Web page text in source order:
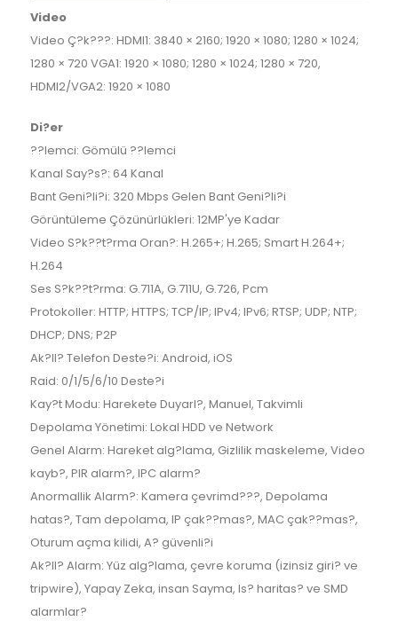
Video
Video Ç?k???: HDMI1: 3840 × 2160; 1920 × 1080; 1280 × 1024;
1280 × 720 VGA1: 1920 × 1080; 1280 × 1024; 1280 × 720,
HDMI2/VGA2: 1920 × 1080
Di?er
??lemci: Gömülü ??lemci
Kanal Say?s?: 64 Kanal
Bant Geni?li?i: 320 Mbps Gelen Bant Geni?li?i
Görüntüleme Çözünürlükleri: 12MP'ye Kadar
Video S?k??t?rma Oran?: H.265+; H.265; Smart H.264+;
H.264
Ses S?k??t?rma: G.711A, G.711U, G.726, Pcm
Protokoller: HTTP; HTTPS; TCP/IP; IPv4; IPv6; RTSP; UDP; NTP;
DHCP; DNS; P2P
Ak?ll? Telefon Deste?i: Android, iOS
Raid: 0/1/5/6/10 Deste?i
Kay?t Modu: Harekete Duyarl?, Manuel, Takvimli
Depolama Yönetimi: Lokal HDD ve Network
Genel Alarm: Hareket alg?lama, Gizlilik maskeleme, Video
kayb?, PIR alarm?, IPC alarm?
Anormallik Alarm?: Kamera çevrimd???, Depolama
hatas?, Tam depolama, IP çak??mas?, MAC çak??mas?,
Oturum açma kilidi, A? güvenli?i
Ak?ll? Alarm: Yüz alg?lama, çevre koruma (izinsiz giri? ve
tripwire), Yapay Zeka, insan Sayma, Is? haritas? ve SMD
alarmlar?